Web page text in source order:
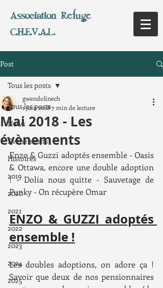
Association Refuge
C.H.E.V.A.L.
Post
Tous les posts
News
Evènements
Histoires
2019
2020
2021
2022
2023
2024
2025
Tous les posts
Mai 2018 - Les
évènements
gwendolinech
1 juin 20187 min de lecture
Enzo & Guzzi adoptés ensemble - Oasis
& Ottawa, encore une double adoption
! - Dolia nous quitte - Sauvetage de
Punky - On récupère Omar
ENZO & GUZZI adoptés
ensemble !
Les doubles adoptions, on adore ça !
Savoir que deux de nos pensionnaires